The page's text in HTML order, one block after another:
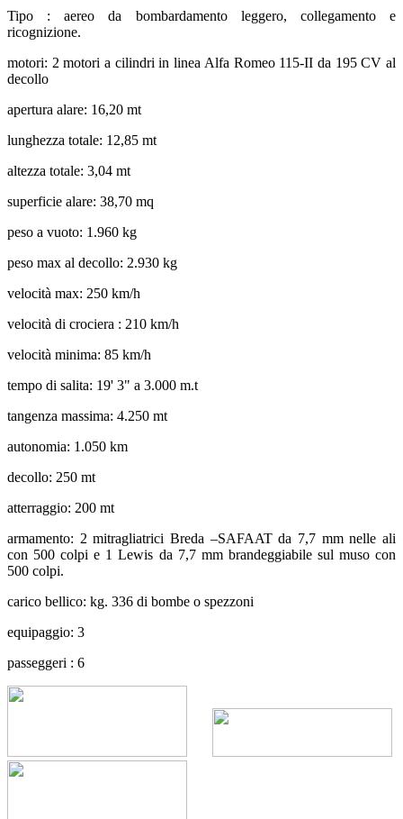
Tipo : aereo da bombardamento leggero, collegamento e
ricognizione.
motori: 2 motori a cilindri in linea Alfa Romeo 115-II da 195 CV al
decollo
apertura alare: 16,20 mt
lunghezza totale: 12,85 mt
altezza totale: 3,04 mt
superficie alare: 38,70 mq
peso a vuoto: 1.960 kg
peso max al decollo: 2.930 kg
velocità max: 250 km/h
velocità di crociera : 210 km/h
velocità minima: 85 km/h
tempo di salita: 19' 3" a 3.000 m.t
tangenza massima: 4.250 mt
autonomia: 1.050 km
decollo: 250 mt
atterraggio: 200 mt
armamento: 2 mitragliatrici Breda –SAFAAT da 7,7 mm nelle ali
con 500 colpi e 1 Lewis da 7,7 mm brandeggiabile sul muso con
500 colpi.
carico bellico: kg. 336 di bombe o spezzoni
equipaggio: 3
passeggeri : 6